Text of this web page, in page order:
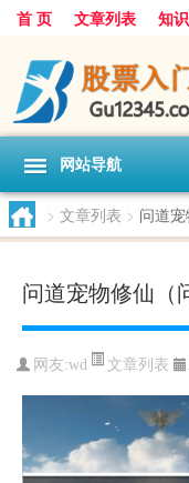
首 页 文章列表 知
网站导航
> 文章列表 > 问道宠
问道宠物修仙（
网友:wd 文章列表